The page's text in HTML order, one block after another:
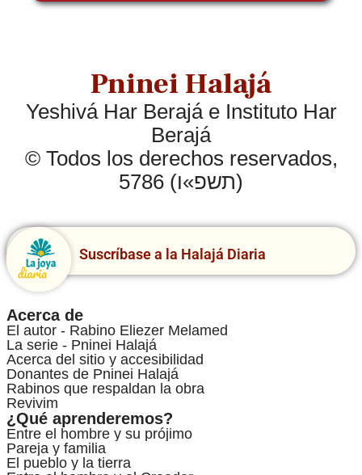
Pninei Halajá
Yeshivá Har Berajá e Instituto Har
Berajá
© Todos los derechos reservados,
5786 (תשפ»ו)
Suscríbase a la Halajá Diaria
Acerca de
El autor - Rabino Eliezer Melamed
La serie - Pninei Halajá
Acerca del sitio y accesibilidad
Donantes de Pninei Halajá
Rabinos que respaldan la obra
Revivim
¿Qué aprenderemos?
Entre el hombre y su prójimo
Pareja y familia
El pueblo y la tierra